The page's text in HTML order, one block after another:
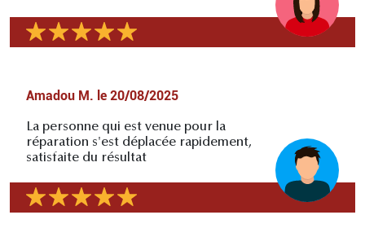
Amadou M. le 20/08/2025
La personne qui est venue pour la
réparation s'est déplacée rapidement,
satisfaite du résultat